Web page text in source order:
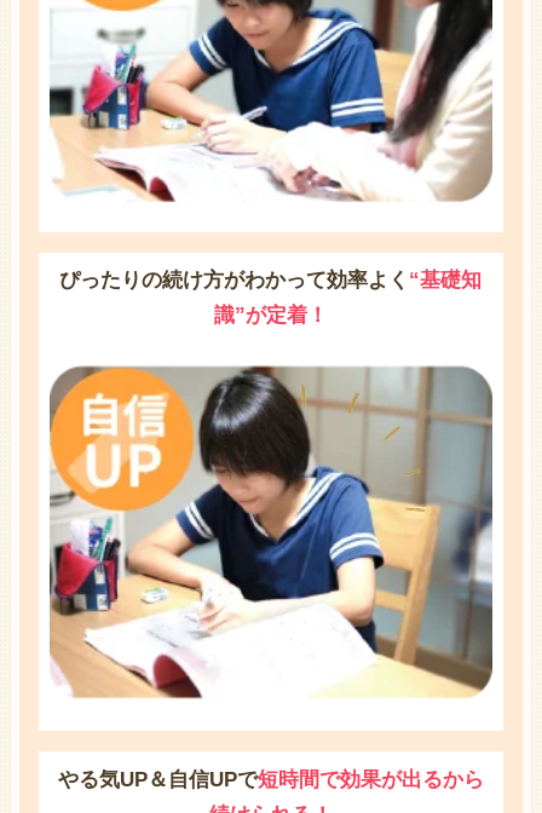
ぴったりの続け方がわかって効率よく “基礎知
識”が定着！
やる気UP＆自信UPで短時間で効果が出るから